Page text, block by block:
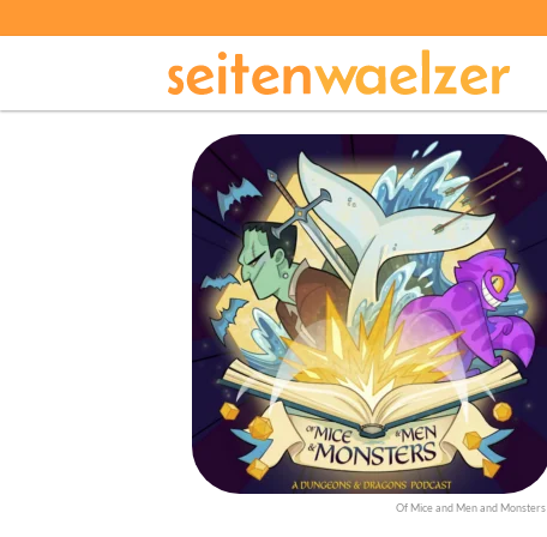
Of Mice and Men and Monsters